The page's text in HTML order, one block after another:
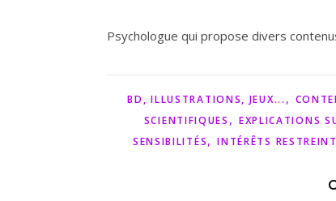
Psychologue qui propose divers
BD, ILLUSTRATIONS, JEUX... ,
SCIENTIFIQUES , EXPLICATIONS
SENSIBILITÉS,INTÉRÊTS